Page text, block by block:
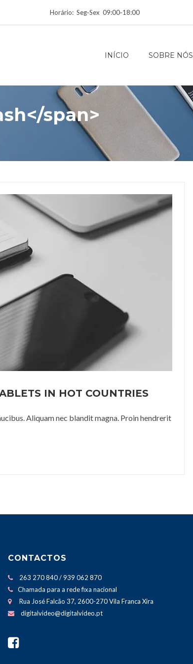
Horário: Seg‑Sex 09:00‑18:00
INÍCIO SOBRE NÓS
span>
IN HOT COUNTRIES
Aliquam nec blandit magna. Proin hendrerit
CONTACTOS
263 270 840 / 939 062 870
Chamada para a rede fixa nacional
Rua José Falcão 37, 2600-270 Vila Franca Xira
digitalvideo@digitalvideo.pt